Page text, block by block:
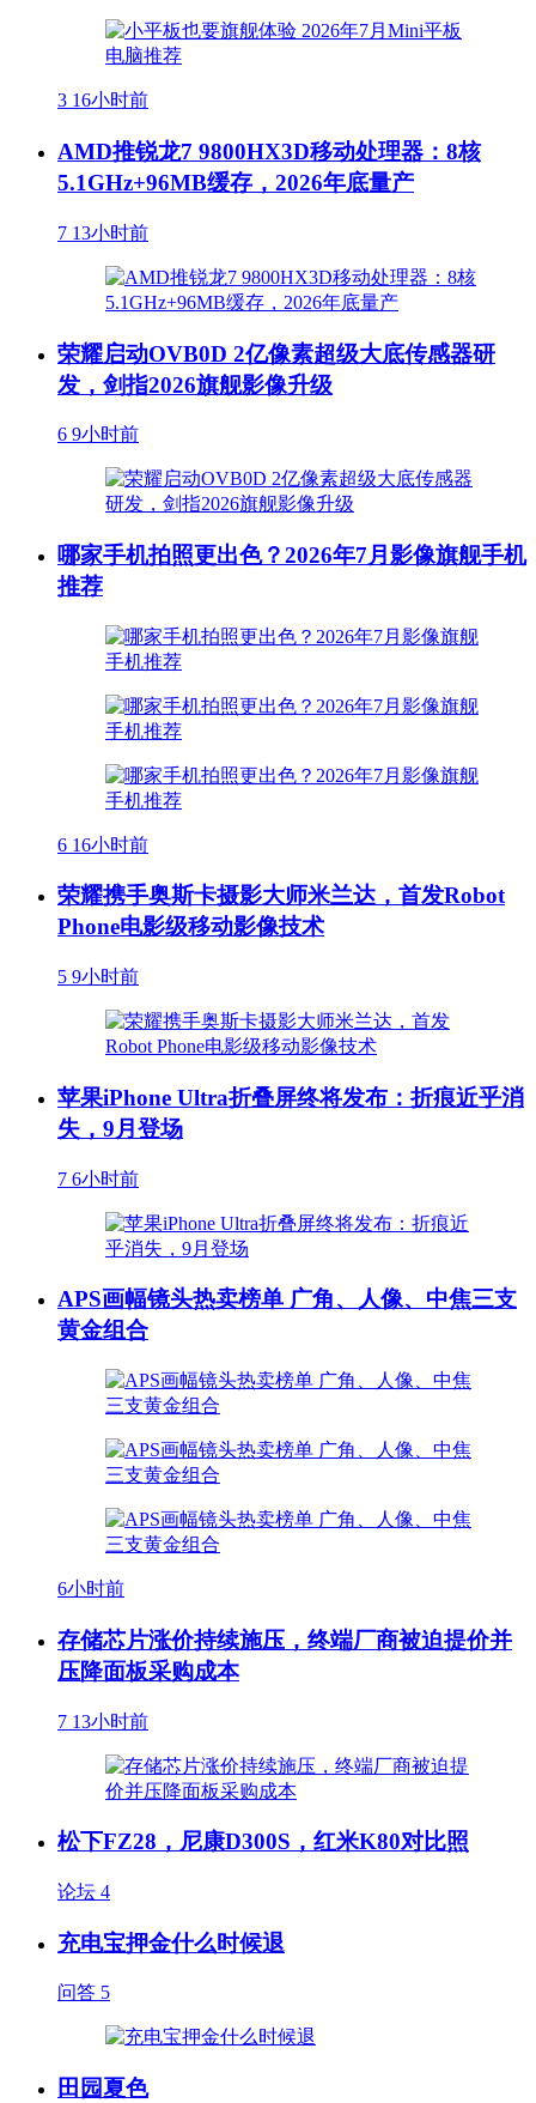
3 16小时前
AMD推锐龙7 9800HX3D移动处理器：8核
5.1GHz+96MB缓存，2026年底量产
7 13小时前
荣耀启动OVB0D 2亿像素超级大底传感器研
发，剑指2026旗舰影像升级
6 9小时前
哪家手机拍照更出色？2026年7月影像旗舰手机
推荐
6 16小时前
荣耀携手奥斯卡摄影大师米兰达，首发Robot
Phone电影级移动影像技术
5 9小时前
苹果iPhone Ultra折叠屏终将发布：折痕近乎消
失，9月登场
7 6小时前
APS画幅镜头热卖榜单 广角、人像、中焦三支
黄金组合
6小时前
存储芯片涨价持续施压，终端厂商被迫提价并
压降面板采购成本
7 13小时前
松下FZ28，尼康D300S，红米K80对比照
论坛 4
充电宝押金什么时候退
问答 5
田园夏色